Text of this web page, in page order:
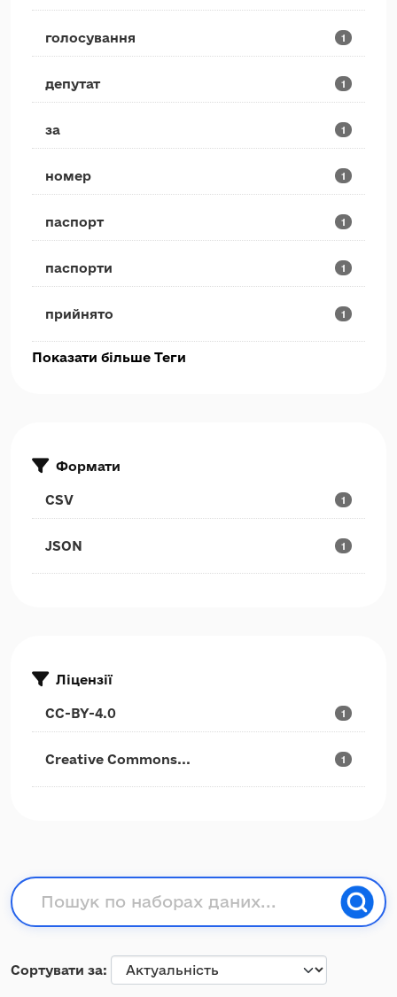
голосування 1
депутат 1
за 1
номер 1
паспорт 1
паспорти 1
прийнято 1
Показати більше Теги
Формати
CSV 1
JSON 1
Ліцензії
CC-BY-4.0 1
Creative Commons... 1
Сортувати за